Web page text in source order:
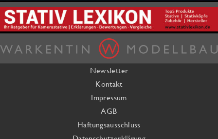
Newsletter
Kontakt
Impressum
AGB
Haftungsausschluss